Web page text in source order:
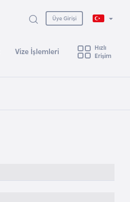
Üye Girişi
Vize İşlemleri
Hızlı
Erişim